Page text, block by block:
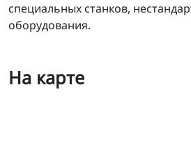
специальных станков,
оборудования.
На карте